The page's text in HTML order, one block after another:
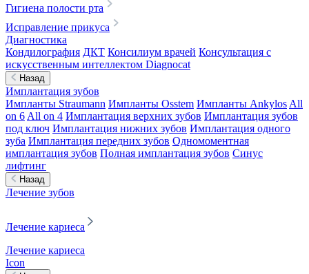
Гигиена полости рта
Исправление прикуса
Диагностика
Кондилография ДКТ Консилиум врачей Консультация с
искусственным интеллектом Diagnocat
Назад
Имплантация зубов
Импланты Straumann Импланты Osstem Импланты Ankylos All
on 6 All on 4 Имплантация верхних зубов Имплантация зубов
под ключ Имплантация нижних зубов Имплантация одного
зуба Имплантация передних зубов Одномоментная
имплантация зубов Полная имплантация зубов Синус
лифтинг
Назад
Лечение зубов
Лечение кариеса
Лечение кариеса
Icon